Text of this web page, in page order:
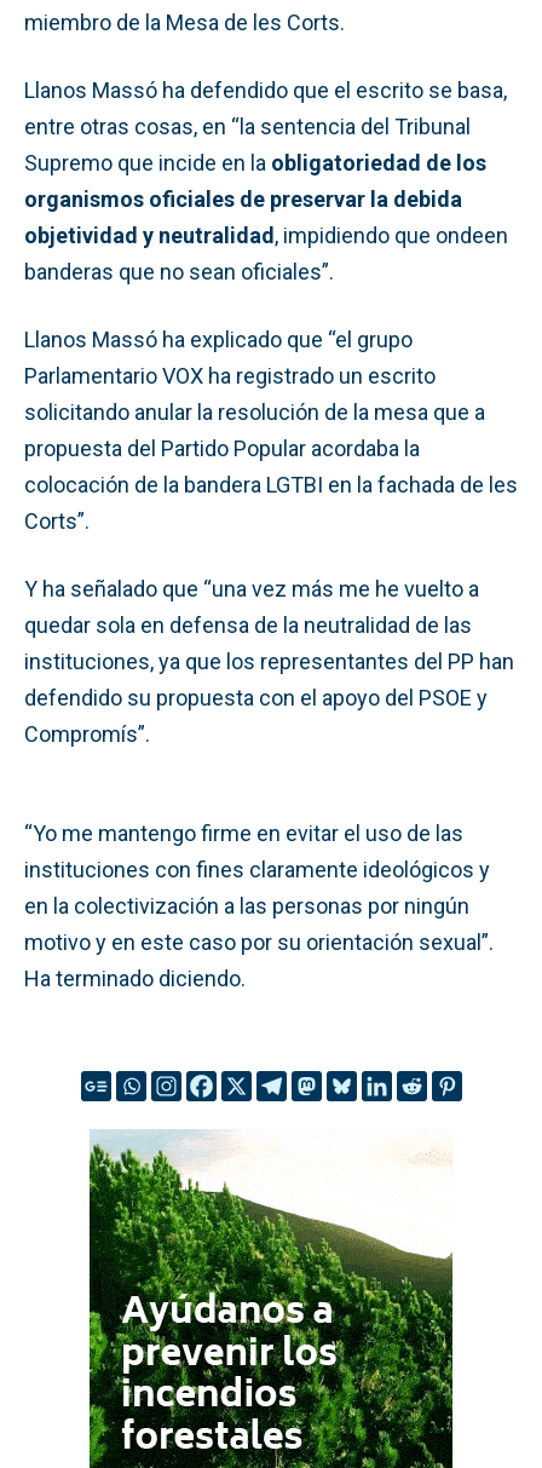
miembro de la Mesa de les Corts.
Llanos Massó ha defendido que el escrito se basa,
entre otras cosas, en “la sentencia del Tribunal
Supremo que incide en la obligatoriedad de los
organismos oficiales de preservar la debida
objetividad y neutralidad, impidiendo que ondeen
banderas que no sean oficiales”.
Llanos Massó ha explicado que “el grupo
Parlamentario VOX ha registrado un escrito
solicitando anular la resolución de la mesa que a
propuesta del Partido Popular acordaba la
colocación de la bandera LGTBI en la fachada de les
Corts”.
Y ha señalado que “una vez más me he vuelto a
quedar sola en defensa de la neutralidad de las
instituciones, ya que los representantes del PP han
defendido su propuesta con el apoyo del PSOE y
Compromís”.
“Yo me mantengo firme en evitar el uso de las
instituciones con fines claramente ideológicos y
en la colectivización a las personas por ningún
motivo y en este caso por su orientación sexual”.
Ha terminado diciendo.